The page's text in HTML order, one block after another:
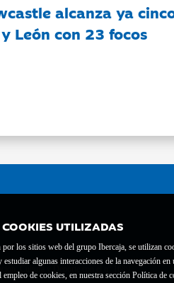
UTILIZADAS
los sitios web del grupo Ibercaja, se utilizan
algunas interacciones de la navegación
de cookies, en nuestra sección Política de
alcanza ya
León con 23 focos
Cultura y Deporte con el nº 1689.